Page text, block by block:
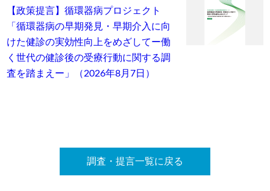
【政策提言】循環器病プロジェクト
「循環器病の早期発見・早期介入に向
けた健診の実効性向上をめざしてー働
く世代の健診後の受療行動に関する調
査を踏まえー」（2026年8月7日）
調査・提言一覧に戻る